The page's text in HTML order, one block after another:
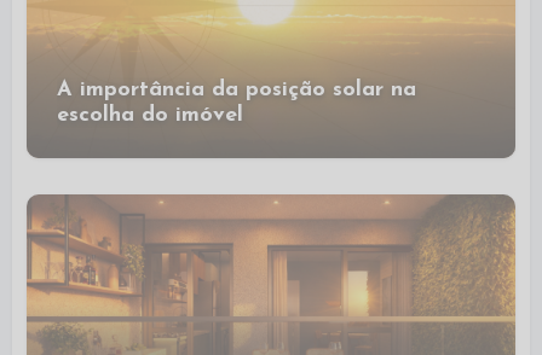
A importância da posição solar na
escolha do imóvel